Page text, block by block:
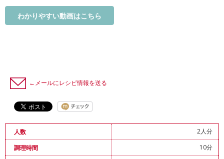
わかりやすい動画はこちら
←メールにレシピ情報を送る
人数
2人分
調理時間
10分